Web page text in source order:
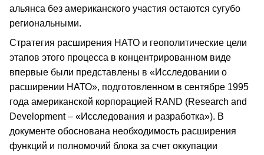
альянса без американского участия остаются сугубо
региональными.
Стратегия расширения НАТО и геополитические цели
этапов этого процесса в концентрированном виде
впервые были представлены в «Исследовании о
расширении НАТО», подготовленном в сентябре 1995
года американской корпорацией RAND (Research and
Development – «Исследования и разработка»). В
документе обоснована необходимость расширения
функций и полномочий блока за счет оккупации